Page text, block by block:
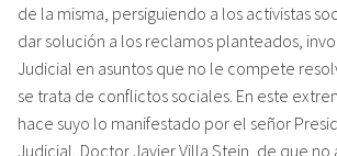
de la misma, persiguiendo a los activistas
dar solución a los reclamos planteados,
Judicial en asuntos que no le compete
se trata de conflictos sociales. En este
hace suyo lo manifestado por el señor
Judicial, Doctor Javier Villa Stein, de que